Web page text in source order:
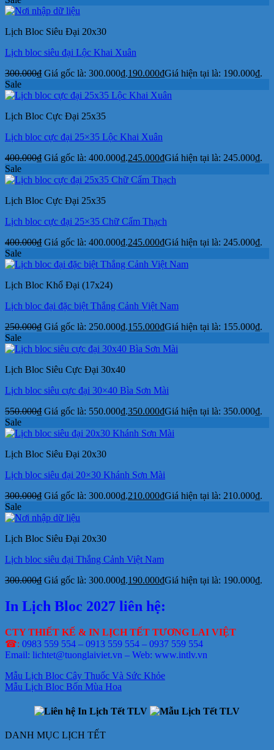
Lịch Bloc Siêu Đại 20x30
Lịch bloc siêu đại Lộc Khai Xuân
300.000₫ Giá gốc là: 300.000₫.190.000₫Giá hiện tại là: 190.000₫.
Sale
Lịch Bloc Cực Đại 25x35
Lịch bloc cực đại 25×35 Lộc Khai Xuân
400.000₫ Giá gốc là: 400.000₫.245.000₫Giá hiện tại là: 245.000₫.
Sale
Lịch Bloc Cực Đại 25x35
Lịch bloc cực đại 25×35 Chữ Cẩm Thạch
400.000₫ Giá gốc là: 400.000₫.245.000₫Giá hiện tại là: 245.000₫.
Sale
Lịch Bloc Khổ Đại (17x24)
Lịch bloc đại đặc biệt Thắng Cảnh Việt Nam
250.000₫ Giá gốc là: 250.000₫.155.000₫Giá hiện tại là: 155.000₫.
Sale
Lịch Bloc Siêu Cực Đại 30x40
Lịch bloc siêu cực đại 30×40 Bìa Sơn Mài
550.000₫ Giá gốc là: 550.000₫.350.000₫Giá hiện tại là: 350.000₫.
Sale
Lịch Bloc Siêu Đại 20x30
Lịch bloc siêu đại 20×30 Khánh Sơn Mài
300.000₫ Giá gốc là: 300.000₫.210.000₫Giá hiện tại là: 210.000₫.
Sale
Lịch Bloc Siêu Đại 20x30
Lịch bloc siêu đại Thắng Cảnh Việt Nam
300.000₫ Giá gốc là: 300.000₫.190.000₫Giá hiện tại là: 190.000₫.
In Lịch Bloc 2027 liên hệ:
CTY THIẾT KẾ & IN LỊCH TẾT TƯƠNG LAI VIỆT
☎: 0983 559 554 – 0913 559 554 – 0937 559 554
Email: lichtet@tuonglaiviet.vn – Web: www.intlv.vn
Mẫu Lịch Bloc Cây Thuốc Và Sức Khỏe
Mẫu Lịch Bloc Bốn Mùa Hoa
DANH MỤC LỊCH TẾT